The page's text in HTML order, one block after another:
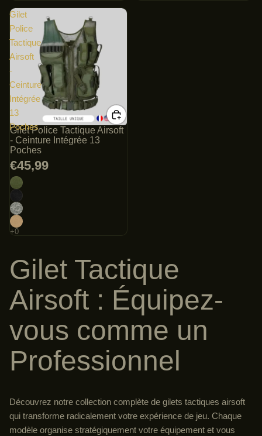
Gilet
Police
Tactique
Airsoft
-
Ceinture
Intégrée
13
Poches
Gilet Police Tactique Airsoft
- Ceinture Intégrée 13
Poches
€45,99
Gilet Tactique
Airsoft : Équipez-
vous comme un
Professionnel
Découvrez notre collection complète de gilets tactiques airsoft
qui transforme radicalement votre expérience de jeu. Chaque
modèle organise stratégiquement votre équipement et vous